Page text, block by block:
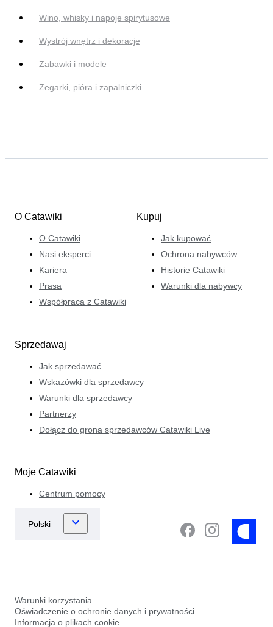
Wino, whisky i napoje spirytusowe
Wystrój wnętrz i dekoracje
Zabawki i modele
Zegarki, pióra i zapalniczki
O Catawiki
O Catawiki
Nasi eksperci
Kariera
Prasa
Współpraca z Catawiki
Kupuj
Jak kupować
Ochrona nabywców
Historie Catawiki
Warunki dla nabywcy
Sprzedawaj
Jak sprzedawać
Wskazówki dla sprzedawcy
Warunki dla sprzedawcy
Partnerzy
Dołącz do grona sprzedawców Catawiki Live
Moje Catawiki
Centrum pomocy
Warunki korzystania
Oświadczenie o ochronie danych i prywatności
Informacja o plikach cookie